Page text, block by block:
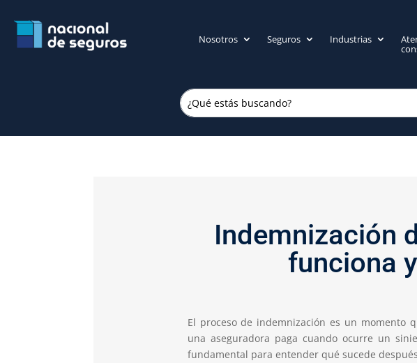
Nosotros Seguros Industrias
Indemnización
funciona
El proceso de indemnización es un momento
una aseguradora paga cuando ocurre un
fundamental para entender qué sucede